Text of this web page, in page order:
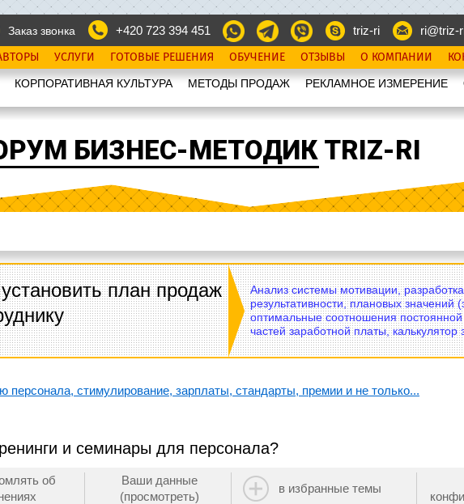
Заказ звонка
+420 723 394 451 triz-ri ri@triz-
УСЛУГИ ГОТОВЫЕ РЕШЕНИЯ ОБУЧЕНИЕ ОТЗЫВЫ О КОМПАНИИ
КОРПОРАТИВНАЯ КУЛЬТУРА МЕТОДЫ ПРОДАЖ РЕКЛАМНОЕ ИЗМЕРЕНИЕ
БИЗНЕС-МЕТОДИК TRIZ-RI
план продаж
Анализ системы мотивации,
результативности, плановых значений
оптимальные соотношения
частей заработной платы, калькулятор
персонала, стимулирование, зарплаты, стандарты, премии и не только...
и семинары для персонала?
об
Ваши данные
(просмотреть)
в избранные темы